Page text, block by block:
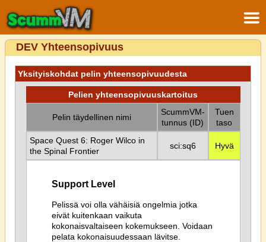
DEV Yhteensopivuus
Yksityiskohdat pelin yhteensopivuudesta
Pelien yhteensopivuuskartoitus
Pelin täydellinen nimi
ScummVM-
tunnus (ID)
Tuen
taso
Space Quest 6: Roger Wilco in
the Spinal Frontier
sci:sq6 Hyvä
Support Level
Pelissä voi olla vähäisiä ongelmia jotka
eivät kuitenkaan vaikuta
kokonaisvaltaiseen kokemukseen. Voidaan
pelata kokonaisuudessaan lävitse.